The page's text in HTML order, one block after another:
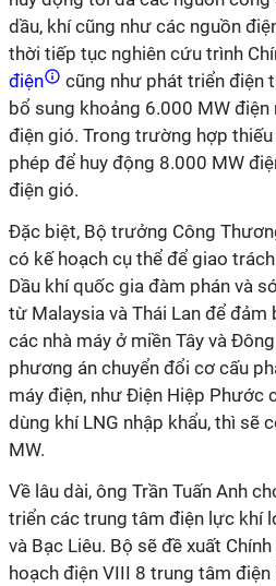
dầu, khí cũng như các nguồn
thời tiếp tục nghiên cứu trình
điện
cũng như phát triển điện
bổ sung khoảng 6.000 MW
điện gió. Trong trường hợp
phép để huy động 8.000 MW
điện gió.
Đặc biệt, Bộ trưởng Công
có kế hoạch cụ thể để giao
Dầu khí quốc gia đàm phán và
từ Malaysia và Thái Lan để
các nhà máy ở miền Tây và
phương án chuyển đổi cơ cấu
máy điện, như Điện Hiệp Phước
dùng khí LNG nhập khẩu, thì sẽ
MW.
Về lâu dài, ông Trần Tuấn Anh
triển các trung tâm điện lực khí
và Bạc Liêu. Bộ sẽ đề xuất
hoạch điện VIII 8 trung tâm